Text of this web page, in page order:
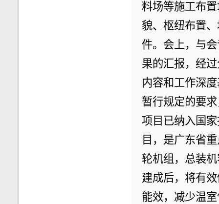
料场等施工布
貌、枢纽布置
件。会上，与
果的汇报，经
内容和工作深
暂行规定的要
项目已纳入国
目，是广东省
轮机组，总装
建成后，将有
能效，减少温